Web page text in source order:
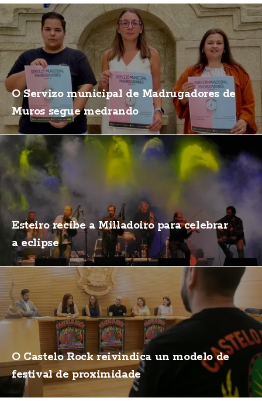
O Servizo municipal de Madrugadores de
Muros segue medrando
Esteiro recibe a Milladoiro para celebrar
a eclipse
O Castelo Rock reivindica un modelo de
festival de proximidade